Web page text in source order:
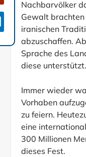
Nachbarvölker
Gewalt
iranischen
abzuschaffen.
Sprache des
diese unterstützt.
Immer wieder
Vorhaben
zu feiern.
eine
300 Millionen
dieses Fest.